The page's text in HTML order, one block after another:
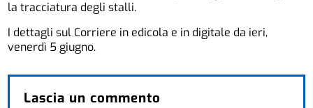
la tracciatura degli stalli.
I dettagli sul Corriere in edicola e in digitale da ieri,
venerdì 5 giugno.
Lascia un commento